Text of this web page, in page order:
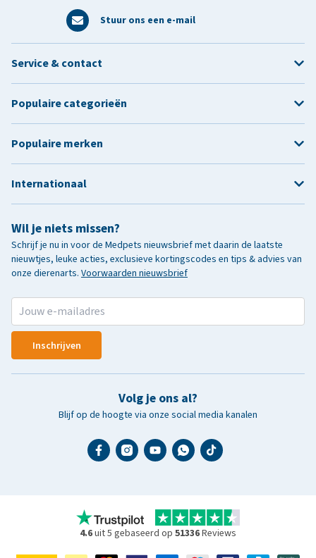
Stuur ons een e-mail
Wil je niets missen?
Schrijf je nu in voor de Medpets nieuwsbrief met daarin de laatste
nieuwtjes, leuke acties, exclusieve kortingscodes en tips & advies van
onze dierenarts. Voorwaarden nieuwsbrief
Inschrijven
Volg je ons al?
Blijf op de hoogte via onze social media kanalen
Service & contact
Populaire categorieën
Populaire merken
Internationaal
4.6uit 5 gebaseerd op 51336Reviews